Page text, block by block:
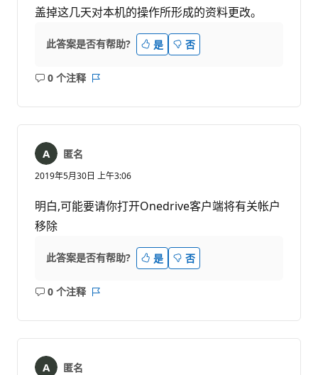
盖掉这几天对本机的操作所形成的资料更改。
此答案是否有帮助? 是 否
0 个注释
无
匿名
2019年5月30日 上午3:06
明白,可能要请你打开Onedrive客户端将有关帐户
移除
此答案是否有帮助? 是 否
0 个注释
无
匿名